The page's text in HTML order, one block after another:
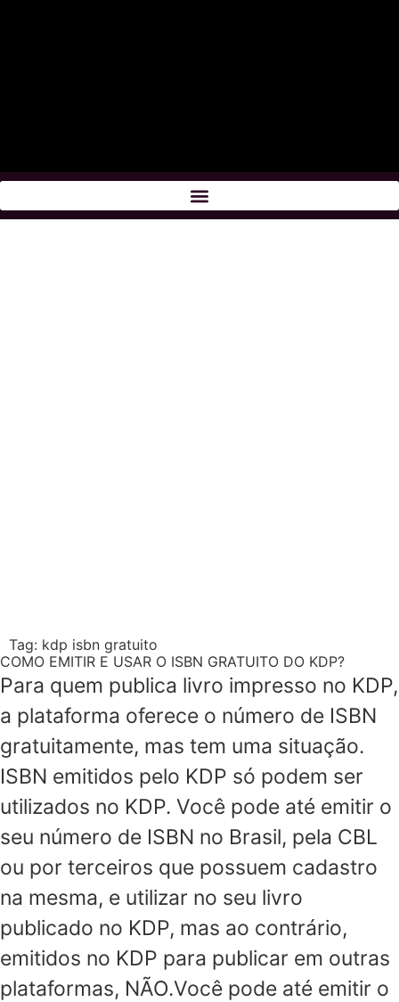
Tag: kdp isbn gratuito
COMO EMITIR E USAR O ISBN GRATUITO DO KDP?
Para quem publica livro impresso no KDP,
a plataforma oferece o número de ISBN
gratuitamente, mas tem uma situação.
ISBN emitidos pelo KDP só podem ser
utilizados no KDP. Você pode até emitir o
seu número de ISBN no Brasil, pela CBL
ou por terceiros que possuem cadastro
na mesma, e utilizar no seu livro
publicado no KDP, mas ao contrário,
emitidos no KDP para publicar em outras
plataformas, NÃO.Você pode até emitir o